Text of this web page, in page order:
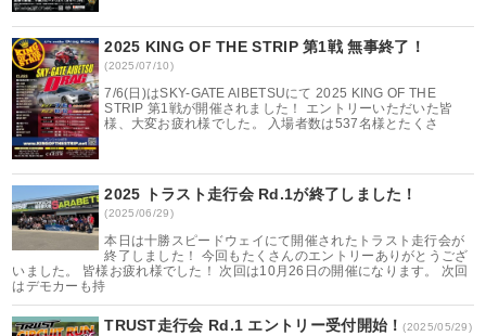
2025 KING OF THE STRIP 第1戦 無事終了！
(2025/07/10)
7/6(日)はSKY-GATE AIBETSUにて 2025 KING OF THE
STRIP 第1戦が開催されました！ エントリーいただいた皆
様、大変お疲れ様でした。 入場者数は537名様とたくさ
2025 トラスト走行会 Rd.1が終了しました！
(2025/06/29)
本日は十勝スピードウェイにて開催されたトラスト走行会が
終了しました！ 今回もたくさんのエントリーありがとうござ
いました。 皆様お疲れ様でした！ 次回は10月26日の開催になります。 次回
はデモカーも持
TRUST走行会 Rd.1 エントリー受付開始！(2025/05/29)